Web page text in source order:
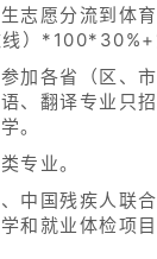
志愿分流到体
）*100*30%+
加各省（区、
、翻译专业只
。
专业。
中国残疾人联
和就业体检项